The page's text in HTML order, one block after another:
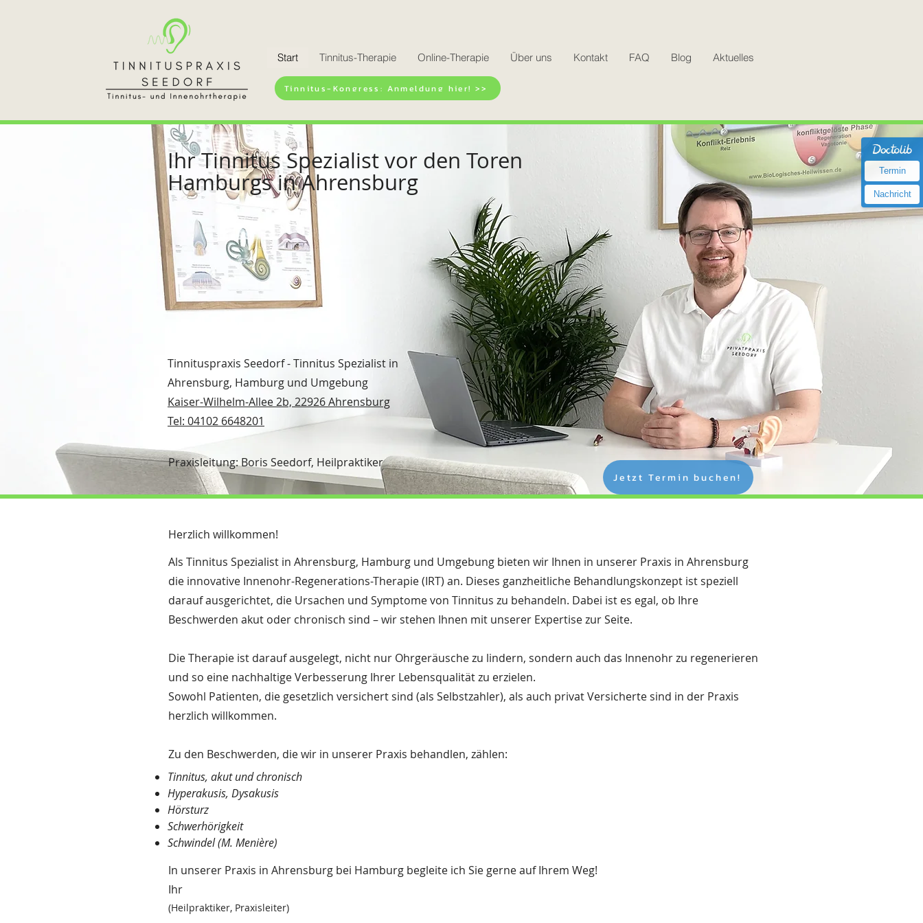
Start Tinnitus-Therapie Online-Therapie Über uns Kontakt FAQ Blog Aktuelles
Tinnitus-Kongress: Anmeldung hier! >>
Ihr Tinnitus Spezialist vor den Toren
Hamburgs in Ahrensburg
Tinnituspraxis Seedorf - Tinnitus Spezialist in
Ahrensburg, Hamburg und Umgebung
Kaiser-Wilhelm-Allee 2b, 22926 Ahrensburg
Tel: 04102 6648201
Praxisleitung: Boris Seedorf, Heilpraktiker
Jetzt Termin buchen!
Herzlich willkommen!
Als Tinnitus Spezialist in Ahrensburg, Hamburg und Umgebung bieten wir Ihnen in unserer Praxis in Ahrensburg
die innovative Innenohr-Regenerations-Therapie (IRT) an. Dieses ganzheitliche Behandlungskonzept ist speziell
darauf ausgerichtet, die Ursachen und Symptome von Tinnitus zu behandeln. Dabei ist es egal, ob Ihre
Beschwerden akut oder chronisch sind – wir stehen Ihnen mit unserer Expertise zur Seite.
Die Therapie ist darauf ausgelegt, nicht nur Ohrgeräusche zu lindern, sondern auch das Innenohr zu regenerieren
und so eine nachhaltige Verbesserung Ihrer Lebensqualität zu erzielen.
Sowohl Patienten, die gesetzlich versichert sind (als Selbstzahler), als auch privat Versicherte sind in der Praxis
herzlich willkommen.
Zu den Beschwerden, die wir in unserer Praxis behandlen, zählen:​
Tinnitus, akut und chronisch
Hyperakusis, Dysakusis
Hörsturz
Schwerhörigkeit
Schwindel (M. Menière)
In unserer Praxis in Ahrensburg bei Hamburg begleite ich Sie gerne auf Ihrem Weg!
Ihr
(Heilpraktiker, Praxisleiter)
Termin
Nachricht